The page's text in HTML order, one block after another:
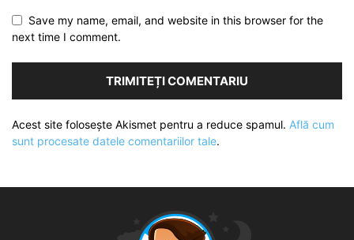
Save my name, email, and website in this browser for the
next time I comment.
Acest site folosește Akismet pentru a reduce spamul. Află cum
sunt procesate datele comentariilor tale.